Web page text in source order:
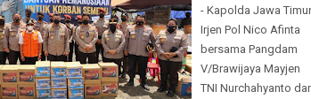
- Kapolda Jawa Timur
Irjen Pol Nico Afinta
bersama Pangdam
V/Brawijaya Mayjen
TNI Nurchahyanto